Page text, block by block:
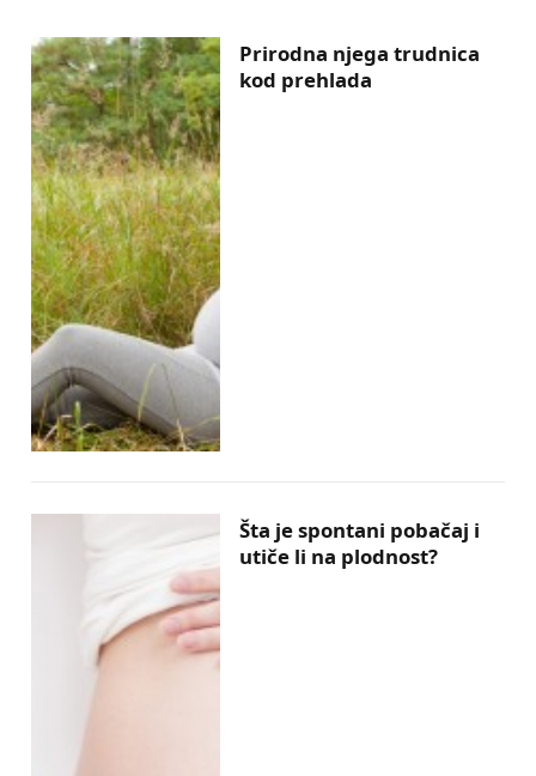
Prirodna njega trudnica
kod prehlada
Šta je spontani pobačaj i
utiče li na plodnost?